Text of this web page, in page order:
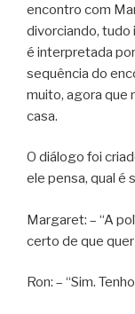
encontro com
divorciando, tudo
é interpretada
sequência do
muito, agora que
casa.
O diálogo foi
ele pensa, qual é
Margaret: – “A
certo de que quer
Ron: – “Sim.